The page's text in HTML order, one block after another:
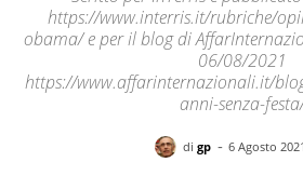
https://www.interris.it/rubriche/
obama/ e per il blog di
06/08/2021
https://www.affarinternazionali.it/
anni-senza-
di gp - 6 Agosto 2021